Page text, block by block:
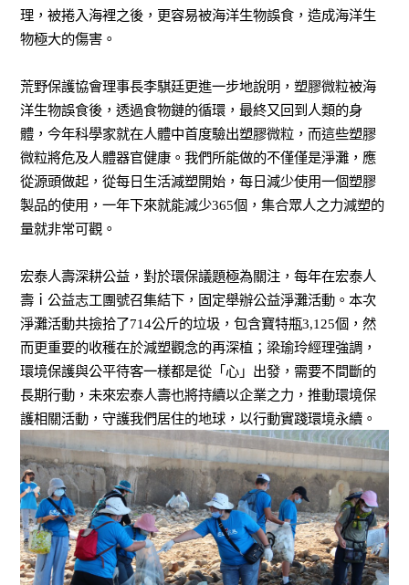
理，被捲入海裡之後，更容易被海洋生物誤食，造成海洋生
物極大的傷害。
荒野保護協會理事長李騏廷更進一步地說明，塑膠微粒被海
洋生物誤食後，透過食物鏈的循環，最終又回到人類的身
體，今年科學家就在人體中首度驗出塑膠微粒，而這些塑膠
微粒將危及人體器官健康。我們所能做的不僅僅是淨灘，應
從源頭做起，從每日生活減塑開始，每日減少使用一個塑膠
製品的使用，一年下來就能減少365個，集合眾人之力減塑的
量就非常可觀。
宏泰人壽深耕公益，對於環保議題極為關注，每年在宏泰人
壽ｉ公益志工團號召集結下，固定舉辦公益淨灘活動。本次
淨灘活動共撿拾了714公斤的垃圾，包含寶特瓶3,125個，然
而更重要的收穫在於減塑觀念的再深植；梁瑜玲經理強調，
環境保護與公平待客一樣都是從「心」出發，需要不間斷的
長期行動，未來宏泰人壽也將持續以企業之力，推動環境保
護相關活動，守護我們居住的地球，以行動實踐環境永續。